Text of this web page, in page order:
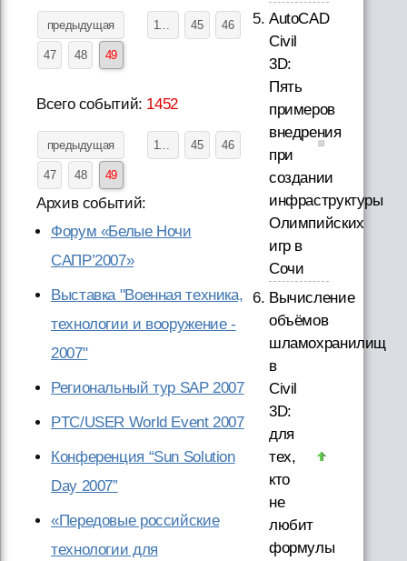
предыдущая 1... 45 46
47 48 49
Всего событий: 1452
предыдущая 1... 45 46
47 48 49
Архив событий:
Форум «Белые Ночи
САПР’2007»
Выставка "Военная техника,
технологии и вооружение -
2007"
Региональный тур SAP 2007
PTC/USER World Event 2007
Конференция “Sun Solution
Day 2007”
«Передовые российские
технологии для
AutoCAD
Civil
3D:
Пять
примеров
внедрения
при
создании
инфраструктуры
Олимпийских
игр в
Сочи
Вычисление
объёмов
шламохранилищ
в
Civil
3D:
для
тех,
кто
не
любит
формулы